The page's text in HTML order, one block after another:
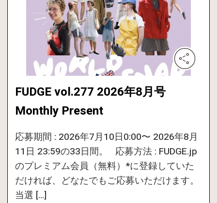
FUDGE vol.277 2026年8月号
Monthly Present
応募期間 : 2026年7月10日0:00〜 2026年8月
11日 23:59の33日間。 応募方法 : FUDGE.jp
のプレミアム会員（無料）*に登録していた
だければ、どなたでもご応募いただけます。
当選 […]